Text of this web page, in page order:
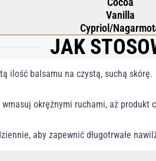
Vanilla
Cypriol/
JAK
ilość balsamu na czystą, suchą skórę.
okrężnymi ruchami, aż produkt
aby zapewnić długotrwałe